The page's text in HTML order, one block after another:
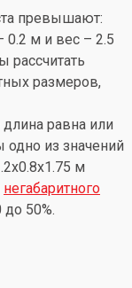
превышают:
0.2 м и вес – 2.5
рассчитать
размеров,
длина равна или
из значений
м
негабаритного
до 50%.